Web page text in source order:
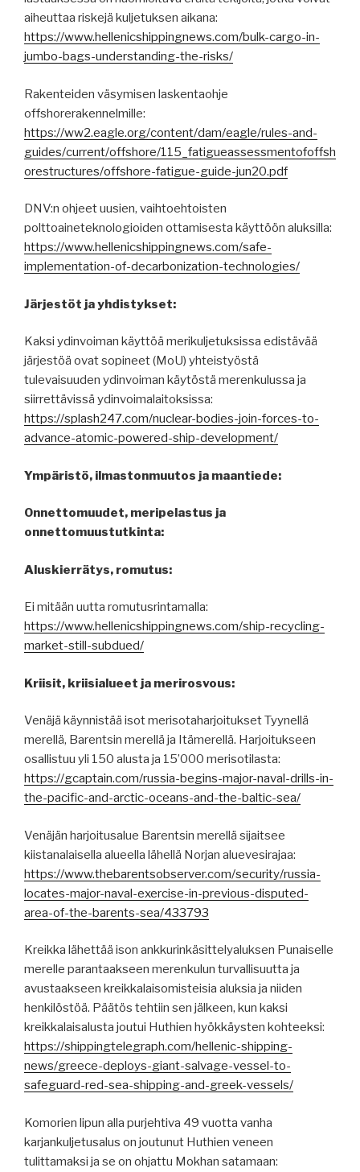
aiheuttaa riskejä kuljetuksen aikana:
https://www.hellenicshippingnews.com/bulk-cargo-in-
jumbo-bags-understanding-the-risks/
Rakenteiden väsymisen laskentaohje
offshorerakennelmille:
https://ww2.eagle.org/content/dam/eagle/rules-and-
guides/current/offshore/115_fatigueassessmentofoffsh
orestructures/offshore-fatigue-guide-jun20.pdf
DNV:n ohjeet uusien, vaihtoehtoisten
polttoaineteknologioiden ottamisesta käyttöön aluksilla:
https://www.hellenicshippingnews.com/safe-
implementation-of-decarbonization-technologies/
Järjestöt ja yhdistykset:
Kaksi ydinvoiman käyttöä merikuljetuksissa edistävää
järjestöä ovat sopineet (MoU) yhteistyöstä
tulevaisuuden ydinvoiman käytöstä merenkulussa ja
siirrettävissä ydinvoimalaitoksissa:
https://splash247.com/nuclear-bodies-join-forces-to-
advance-atomic-powered-ship-development/
Ympäristö, ilmastonmuutos ja maantiede:
Onnettomuudet, meripelastus ja
onnettomuustutkinta:
Aluskierrätys, romutus:
Ei mitään uutta romutusrintamalla:
https://www.hellenicshippingnews.com/ship-recycling-
market-still-subdued/
Kriisit, kriisialueet ja merirosvous:
Venäjä käynnistää isot merisotaharjoitukset Tyynellä
merellä, Barentsin merellä ja Itämerellä. Harjoitukseen
osallistuu yli 150 alusta ja 15’000 merisotilasta:
https://gcaptain.com/russia-begins-major-naval-drills-in-
the-pacific-and-arctic-oceans-and-the-baltic-sea/
Venäjän harjoitusalue Barentsin merellä sijaitsee
kiistanalaisella alueella lähellä Norjan aluevesirajaa:
https://www.thebarentsobserver.com/security/russia-
locates-major-naval-exercise-in-previous-disputed-
area-of-the-barents-sea/433793
Kreikka lähettää ison ankkurinkäsittelyaluksen Punaiselle
merelle parantaakseen merenkulun turvallisuutta ja
avustaakseen kreikkalaisomisteisia aluksia ja niiden
henkilöstöä. Päätös tehtiin sen jälkeen, kun kaksi
kreikkalaisalusta joutui Huthien hyökkäysten kohteeksi:
https://shippingtelegraph.com/hellenic-shipping-
news/greece-deploys-giant-salvage-vessel-to-
safeguard-red-sea-shipping-and-greek-vessels/
Komorien lipun alla purjehtiva 49 vuotta vanha
karjankuljetusalus on joutunut Huthien veneen
tulittamaksi ja se on ohjattu Mokhan satamaan: